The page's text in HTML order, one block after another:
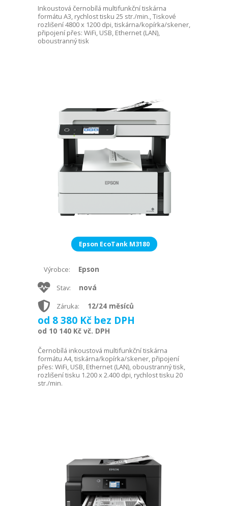
Inkoustová černobílá multifunkční tiskárna
formátu A3, rychlost tisku 25 str./min., Tiskové
rozlišení 4800 x 1200 dpi, tiskárna/kopírka/skener,
připojení přes: WiFi, USB, Ethernet (LAN),
oboustranný tisk
Epson EcoTank M3180
Výrobce: Epson
Stav: nová
Záruka: 12/24 měsíců
od 8 380 Kč bez DPH
od 10 140 Kč vč. DPH
Černobílá inkoustová multifunkční tiskárna
formátu A4, tiskárna/kopírka/skener, připojení
přes: WiFi, USB, Ethernet (LAN), oboustranný tisk,
rozlišení tisku 1.200 x 2.400 dpi, rychlost tisku 20
str./min.